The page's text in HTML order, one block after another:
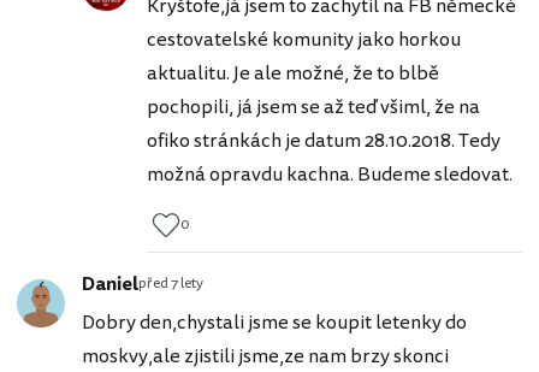
cestovatelské komunity jako horkou
aktualitu. Je ale možné, že to blbě
pochopili, já jsem se až teď všiml, že na
ofiko stránkách je datum 28.10.2018. Tedy
možná opravdu kachna. Budeme sledovat.
0
Danielpřed 7 lety
Dobry den,chystali jsme se koupit letenky do
moskvy,ale zjistili jsme,ze nam brzy skonci